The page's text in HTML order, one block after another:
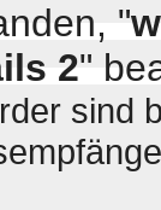
"
2"
sind